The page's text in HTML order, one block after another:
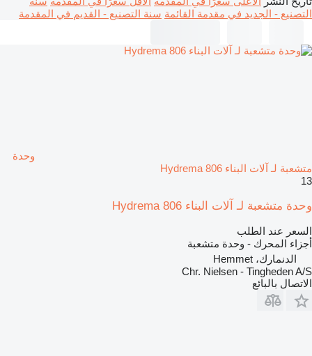
التصنيع - الجديد في مقدمة القائمة سنة التصنيع - القديم في المقدمة
وحدة
متشعبة لـ آلات البناء Hydrema 806
13
وحدة متشعبة لـ آلات البناء Hydrema 806
السعر عند الطلب
أجزاء المحرك - وحدة متشعبة
الدنمارك، Hemmet
Chr. Nielsen - Tingheden A/S
الاتصال بالبائع